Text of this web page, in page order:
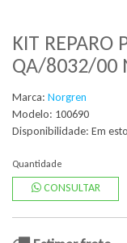
KIT REPARO
QA/8032/00
Marca: Norgren
Modelo: 100690
Disponibilidade: Em
Quantidade
CONSULTAR